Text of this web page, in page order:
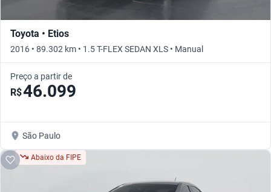
Toyota • Etios
2016 • 89.302 km • 1.5 T-FLEX SEDAN XLS • Manual
Preço a partir de
R$46.099
São Paulo
Abaixo da FIPE